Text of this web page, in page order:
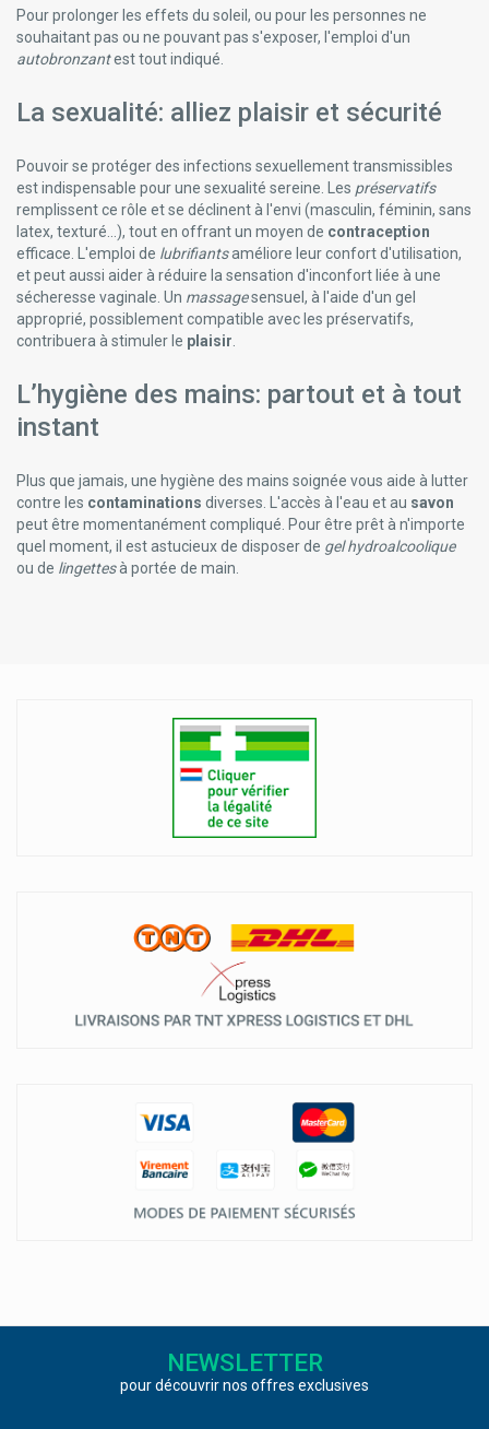
Pour prolonger les effets du soleil, ou pour les personnes ne
souhaitant pas ou ne pouvant pas s'exposer, l'emploi d'un
autobronzantest tout indiqué.
La sexualité: alliez plaisir et sécurité
Pouvoir se protéger des infections sexuellement transmissibles
est indispensable pour une sexualité sereine. Les préservatifs
remplissent ce rôle et se déclinent à l'envi (masculin, féminin, sans
latex, texturé...), tout en offrant un moyen de contraception
efficace. L'emploi de lubrifiantsaméliore leur confort d'utilisation,
et peut aussi aider à réduire la sensation d'inconfort liée à une
sécheresse vaginale. Un massagesensuel, à l'aide d'un gel
approprié, possiblement compatible avec les préservatifs,
contribuera à stimuler le plaisir
L’hygiène des mains: partout et à tout
instant
Plus que jamais, une hygiène des mains soignée vous aide à lutter
contre les contaminations diverses. L'accès à l'eau et au savon
peut être momentanément compliqué. Pour être prêt à n'importe
quel moment, il est astucieux de disposer de gel hydroalcoolique
ou de lingettesà portée de main.
NEWSLETTER
pour découvrir nos offres exclusives